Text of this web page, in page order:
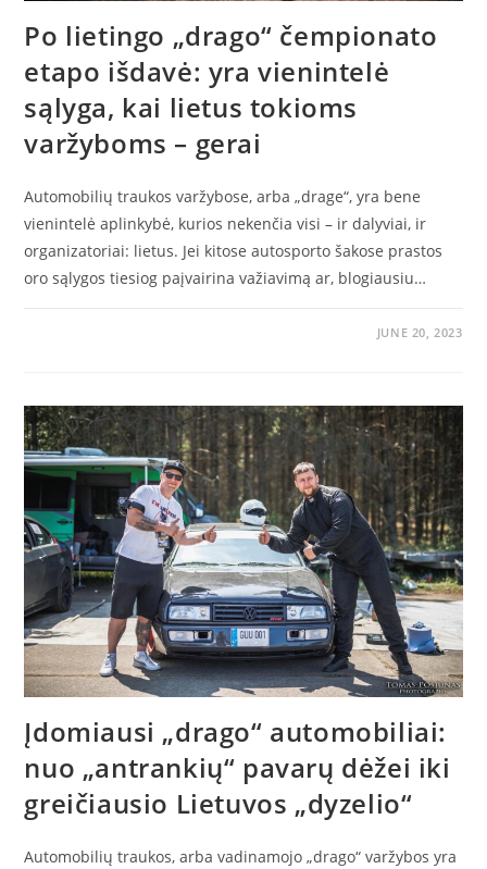
Po lietingo „drago“ čempionato
etapo išdavė: yra vienintelė
sąlyga, kai lietus tokioms
varžyboms – gerai
Automobilių traukos varžybose, arba „drage“, yra bene
vienintelė aplinkybė, kurios nekenčia visi – ir dalyviai, ir
organizatoriai: lietus. Jei kitose autosporto šakose prastos
oro sąlygos tiesiog paįvairina važiavimą ar, blogiausiu…
JUNE 20, 2023
Įdomiausi „drago“ automobiliai:
nuo „antrankių“ pavarų dėžei iki
greičiausio Lietuvos „dyzelio“
Automobilių traukos, arba vadinamojo „drago“ varžybos yra